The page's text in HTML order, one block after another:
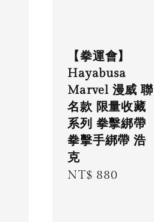
【拳運會】
Hayabusa
Marvel 漫威 聯
名款 限量收藏
系列 拳擊綁帶
拳擊手綁帶 浩
克
Regular
NT$ 880